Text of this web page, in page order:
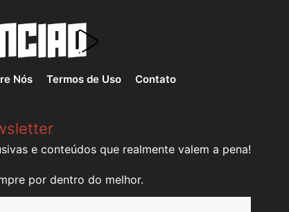
Nós Termos de Uso Contato
e conteúdos que realmente valem a pena!
por dentro do melhor.